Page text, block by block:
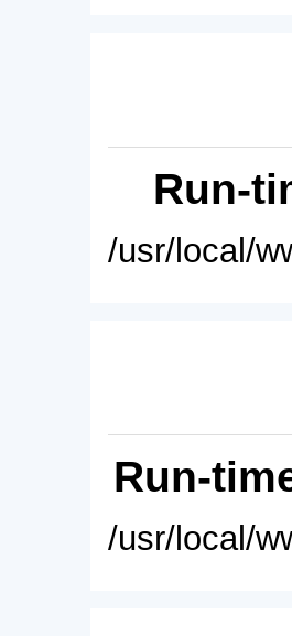
Run-
/usr/local/
Run-
/usr/local/